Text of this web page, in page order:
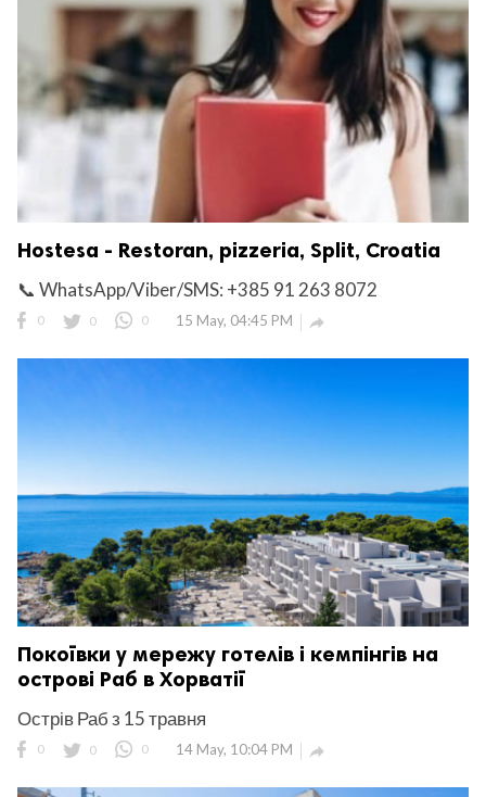
Hostesa - Restoran, pizzeria, Split, Croatia
📞 WhatsApp/Viber/SMS: +385 91 263 8072
0 0 0 15 May, 04:45 PM 
Покоївки у мережу готелів і кемпінгів на
острові Раб в Хорватії
Острів Раб з 15 травня
0 0 0 14 May, 10:04 PM 